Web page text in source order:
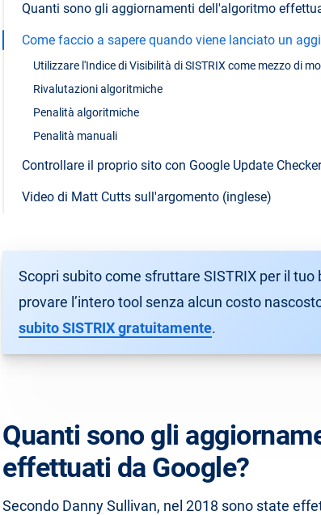
Quanti sono gli aggiornamenti dell'algoritmo
Come faccio a sapere quando viene lanciato un
Utilizzare l'Indice di Visibilità di SISTRIX come mezzo di
Rivalutazioni algoritmiche
Penalità algoritmiche
Penalità manuali
Controllare il proprio sito con Google Update Checker
Video di Matt Cutts sull'argomento (inglese)
Scopri subito come sfruttare SISTRIX per il
provare l’intero tool senza alcun costo
subito SISTRIX gratuitamente.
Quanti sono gli
effettuati da Google?
Secondo Danny Sullivan, nel 2018 sono state